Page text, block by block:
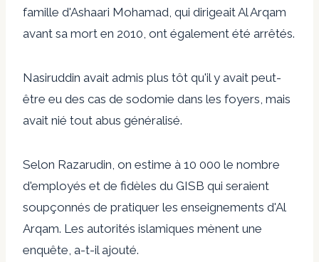
famille d'Ashaari Mohamad, qui dirigeait Al Arqam
avant sa mort en 2010, ont également été arrêtés.
Nasiruddin avait admis plus tôt qu'il y avait peut-
être eu des cas de sodomie dans les foyers, mais
avait nié tout abus généralisé.
Selon Razarudin, on estime à 10 000 le nombre
d'employés et de fidèles du GISB qui seraient
soupçonnés de pratiquer les enseignements d'Al
Arqam. Les autorités islamiques mènent une
enquête, a-t-il ajouté.